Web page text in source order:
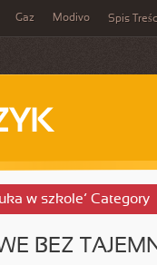
Gaz Modivo Spis
w szkole’ Category
BEZ